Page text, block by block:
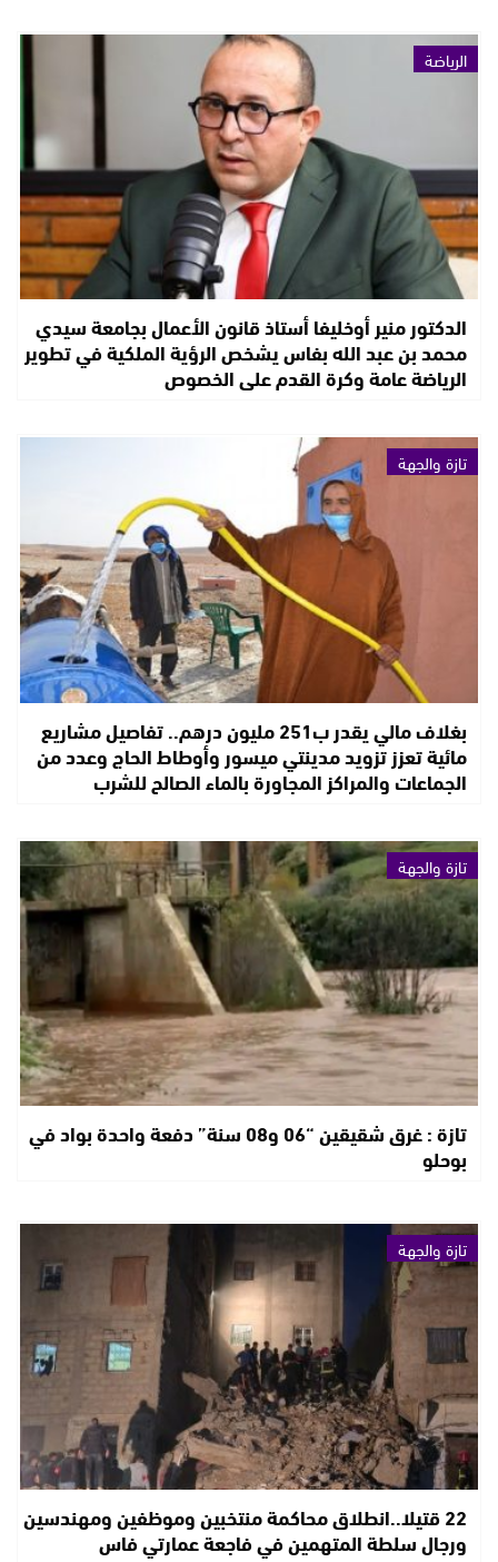
الرياضة
الدكتور منير أوخليفا أستاذ قانون الأعمال بجامعة سيدي
محمد بن عبد الله بفاس يشخص الرؤية الملكية في تطوير
الرياضة عامة وكرة القدم على الخصوص
تازة والجهة
بغلاف مالي يقدر ب251 مليون درهم.. تفاصيل مشاريع
مائية تعزز تزويد مدينتي ميسور وأوطاط الحاج وعدد من
الجماعات والمراكز المجاورة بالماء الصالح للشرب
تازة والجهة
تازة : غرق شقيقين “06 و08 سنة” دفعة واحدة بواد في
بوحلو
تازة والجهة
22 قتيلا..انطلاق محاكمة منتخبين وموظفين ومهندسين
ورجال سلطة المتهمين في فاجعة عمارتي فاس